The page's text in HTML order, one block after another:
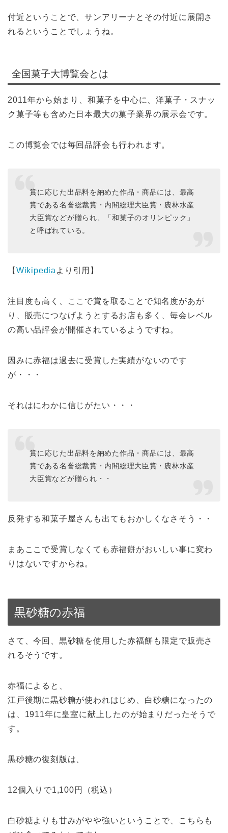
付近ということで、サンアリーナとその付近に展開さ
れるということでしょうね。
全国菓子大博覧会とは
2011年から始まり、和菓子を中心に、洋菓子・スナッ
ク菓子等も含めた日本最大の菓子業界の展示会です。
この博覧会では毎回品評会も行われます。
賞に応じた出品料を納めた作品・商品には、最高
賞である名誉総裁賞・内閣総理大臣賞・農林水産
大臣賞などが贈られ、「和菓子のオリンピック」
と呼ばれている。
【 Wikipedia より引用】
注目度も高く、ここで賞を取ることで知名度があが
り、販売につなげようとするお店も多く、毎会レベル
の高い品評会が開催されているようですね。
因みに赤福は過去に受賞した実績がないのです
が・・・
それはにわかに信じがたい・・・
賞に応じた出品料を納めた作品・商品には、最高
賞である名誉総裁賞・内閣総理大臣賞・農林水産
大臣賞などが贈られ・・
反発する和菓子屋さんも出てもおかしくなさそう・・
まあここで受賞しなくても赤福餅がおいしい事に変わ
りはないですからね。
黒砂糖の赤福
さて、今回、黒砂糖を使用した赤福餅も限定で販売さ
れるそうです。
赤福によると、
江戸後期に黒砂糖が使われはじめ、白砂糖になったの
は、1911年に皇室に献上したのが始まりだったそうで
す。
黒砂糖の復刻版は、
12個入りで1,100円（税込）
白砂糖よりも甘みがやや強いということで、こちらも